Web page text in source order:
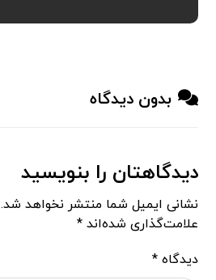
بدون دیدگاه
دیدگاهتان را بنویسید
نشانی ایمیل شما منتشر نخواهد شد.
علامت‌گذاری شده‌اند*
دیدگاه*